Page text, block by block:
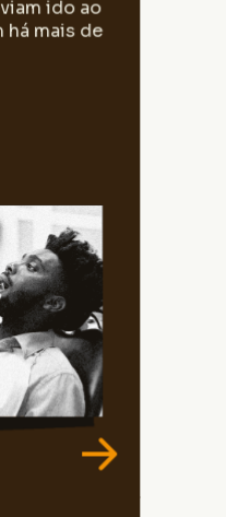
ido ao
mais de
proporção entre
era 20,1%.
de Saúde, 2019.
pelo CEDRA.